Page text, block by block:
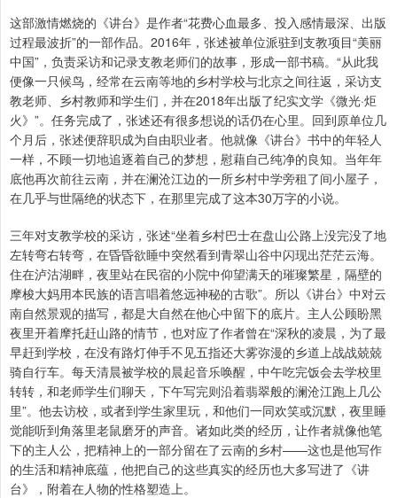
这部激情燃烧的《讲台》是作者“花费心血最多、投入感情最深、出版
过程最波折”的一部作品。2016年，张述被单位派驻到支教项目“美丽
中国”，负责采访和记录支教老师们的故事，形成一部书稿。“从此我
便像一只候鸟，经常在云南等地的乡村学校与北京之间往返，采访支
教老师、乡村教师和学生们，并在2018年出版了纪实文学《微光·炬
火》”。任务完成了，张述还有很多想说的话仍在心里。回到原单位几
个月后，张述便辞职成为自由职业者。他就像《讲台》书中的年轻人
一样，不顾一切地追逐着自己的梦想，慰藉自己纯净的良知。当年年
底他再次前往云南，并在澜沧江边的一所乡村中学旁租了间小屋子，
在几乎与世隔绝的状态下，在那里完成了这本30万字的小说。
三年对支教学校的采访，张述“坐着乡村巴士在盘山公路上没完没了地
左转弯右转弯，在昏昏欲睡中突然看到青翠山谷中闪现出茫茫云海。
住在泸沽湖畔，夜里站在民宿的小院中仰望满天的璀璨繁星，隔壁的
摩梭大妈用本民族的语言唱着悠远神秘的古歌”。所以《讲台》中对云
南自然景观的描写，都是大自然在他心中留下的底片。主人公顾盼黑
夜里开着摩托赶山路的情节，也对应了作者曾在“深秋的凌晨，为了最
早赶到学校，在没有路灯伸手不见五指还大雾弥漫的乡道上战战兢兢
骑自行车。每天清晨被学校的晨起音乐唤醒，中午吃完饭会去学校里
转转，和老师学生们聊天，下午写完则沿着翡翠般的澜沧江跑上几公
里”。他去访校，或者到学生家里玩，和他们一同欢笑或沉默，夜里睡
觉能听到角落里老鼠磨牙的声音。诸如此类的经历，让作者就像他笔
下的主人公，把精神上的一部分留在了云南的乡村——这也是他写作
的生活和精神底蕴，他把自己的这些真实的经历也大多写进了《讲
台》，附着在人物的性格塑造上。